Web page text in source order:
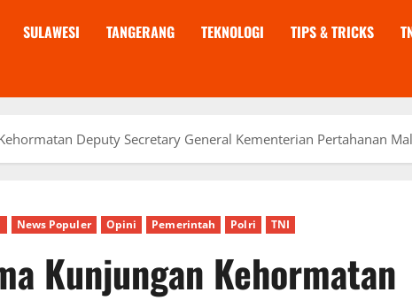
SULAWESI TANGERANG TEKNOLOGI TIPS & TRICKS
Deputy Secretary General Kementerian Pertahanan
News Populer Opini Pemerintah Polri TNI
Kunjungan Kehormatan